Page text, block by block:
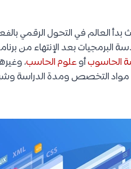
بدأ العالم في التحول الرقمي
بعد الإنتهاء من
الحاسوبأوعلوم الحاسب،
مواد التخصص ومدة الدراسة